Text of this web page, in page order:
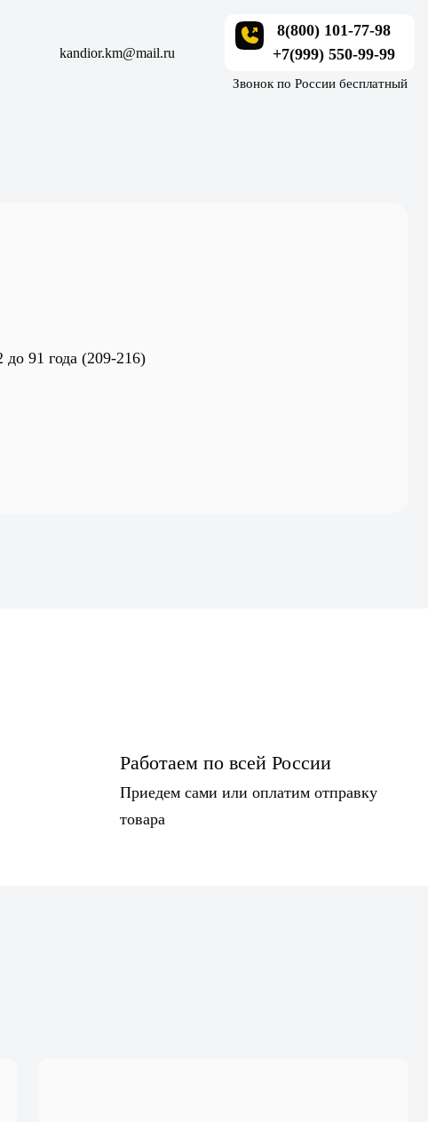
kandior.km@mail.ru
8(800) 101-77-98
+7(999) 550-99-99
Звонок по России бесплатный
Работаем по всей России
Приедем сами или оплатим отправку
товара